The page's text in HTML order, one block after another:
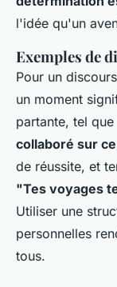
l'idée qu'un
Exemples de
Pour un
un moment
partante, tel que
collaboré sur
de réussite, et
"Tes voyages
Utiliser une
personnelles
tous.